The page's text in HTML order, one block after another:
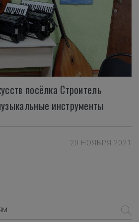
посёлка Строитель
инструменты
20 НОЯБРЯ 2021